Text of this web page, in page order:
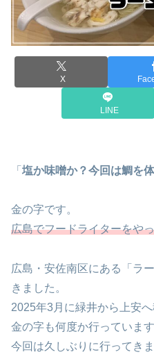
X
LINE
「 塩か味噌か？今回は鯛を
金の字です。
広島でフードライターをや
広島・安佐南区にある「ラ
きました。
2025年3月に緑井から上安
金の字も何度か行っています
今回は久しぶりに行ってきま